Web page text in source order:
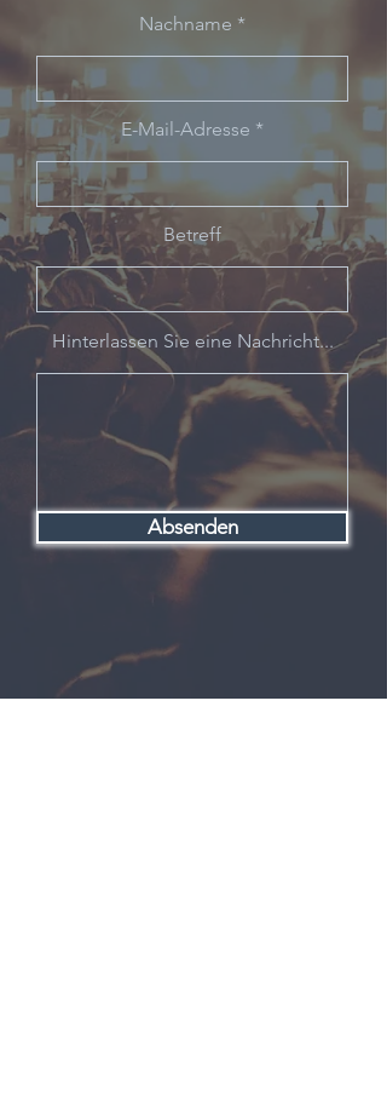
Nachname
E-Mail-Adresse
Betreff
Hinterlassen Sie eine Nachricht...
Absenden